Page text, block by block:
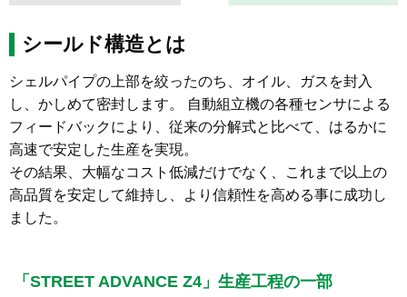
シールド構造とは
シェルパイプの上部を絞ったのち、オイル、ガスを封入
し、かしめて密封します。 自動組立機の各種センサによる
フィードバックにより、従来の分解式と比べて、はるかに
高速で安定した生産を実現。
その結果、大幅なコスト低減だけでなく、これまで以上の
高品質を安定して維持し、より信頼性を高める事に成功し
ました。
「STREET ADVANCE Z4」生産工程の一部